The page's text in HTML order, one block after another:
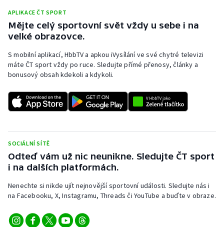
APLIKACE ČT SPORT
Mějte celý sportovní svět vždy u sebe i na
velké obrazovce.
S mobilní aplikací, HbbTV a apkou iVysílání ve své chytré televizi
máte ČT sport vždy po ruce. Sledujte přímé přenosy, články a
bonusový obsah kdekoli a kdykoli.
SOCIÁLNÍ SÍTĚ
Odteď vám už nic neunikne. Sledujte ČT sport
i na dalších platformách.
Nenechte si nikde ujít nejnovější sportovní události. Sledujte nás i
na Facebooku, X, Instagramu, Threads či YouTube a buďte v obraze.